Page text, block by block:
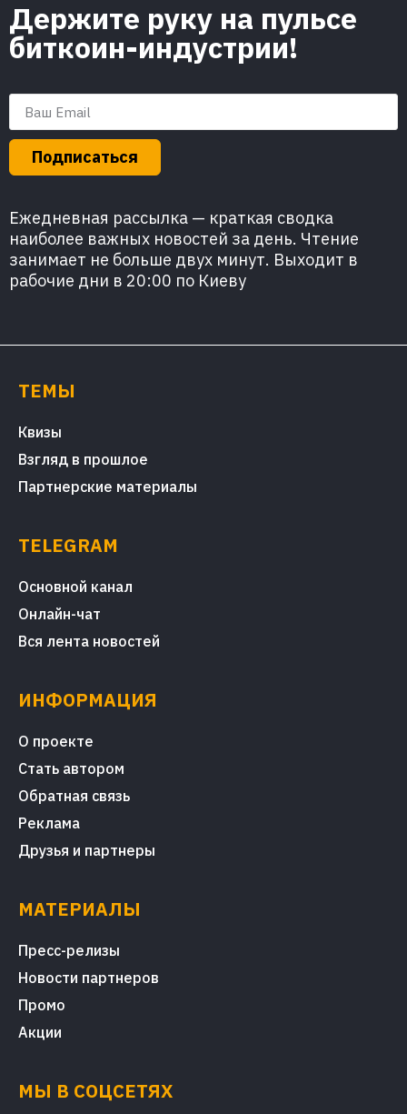
Держите руку на пульсе
биткоин-индустрии!
Подписаться
Ежедневная рассылка — краткая сводка
наиболее важных новостей за день. Чтение
занимает не больше двух минут. Выходит в
рабочие дни в 20:00 по Киеву
ТЕМЫ
Квизы
Взгляд в прошлое
Партнерские материалы
TELEGRAM
Основной канал
Онлайн-чат
Вся лента новостей
ИНФОРМАЦИЯ
О проекте
Стать автором
Обратная связь
Реклама
Друзья и партнеры
МАТЕРИАЛЫ
Пресс-релизы
Новости партнеров
Промо
Акции
МЫ В СОЦСЕТЯХ